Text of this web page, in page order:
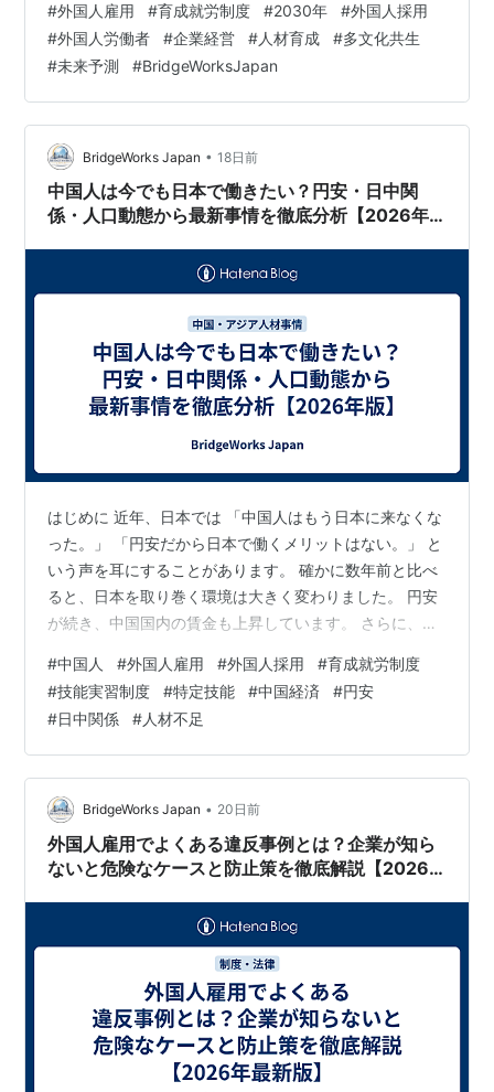
現在の人口動態、制度改革、世界の人材市場の変化など
を踏まえると、ある程度の方向性を考えることはできま
す。 この記事では、現場経験と現在の制度・社会の動向
をもとに、2030年の外国人雇用を予測してみます。
2030年も人手不足は続く可能性が高い 日本では少子高齢
化が今後も進みます。 建設…
#外国人雇用 #育成就労制度 #2030年 #外国人採用
#外国人労働者 #企業経営 #人材育成 #多文化共生
#未来予測 #BridgeWorksJapan
BridgeWorks Japan • 18日前
中国人は今でも日本で働きたい？円安・日中関
係・人口動態から最新事情を徹底分析【2026年
はじめに 近年、日本では 「中国人はもう日本に来なくな
った。」 「円安だから日本で働くメリットはない。」 と
いう声を耳にすることがあります。 確かに数年前と比べ
ると、日本を取り巻く環境は大きく変わりました。 円安
が続き、中国国内の賃金も上昇しています。 さらに、日
ている」というイメージを持つ人も少なくありません。
しかし、本当にそうなのでしょうか。 私は長年、中国人
技能実習生の通訳・生活支援として、多くの中国人材と
接してきました。 その経験から感じるのは、「以前より
慎重になっている」のは事実ですが、日本で働きたいと
考える中国人は今でも数多く存在…
#中国人 #外国人雇用 #外国人採用 #育成就労制度
#技能実習制度 #特定技能 #中国経済 #円安
#日中関係 #人材不足
BridgeWorks Japan • 20日前
外国人雇用でよくある違反事例とは？企業が知ら
ないと危険なケースと防止策を徹底解説【2026